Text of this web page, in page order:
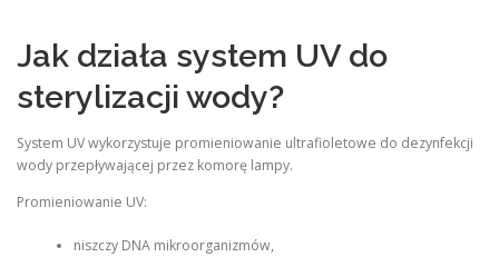
Jak działa system UV do
sterylizacji wody?
System UV wykorzystuje promieniowanie ultrafioletowe do dezynfekcji
wody przepływającej przez komorę lampy.
Promieniowanie UV:
niszczy DNA mikroorganizmów,